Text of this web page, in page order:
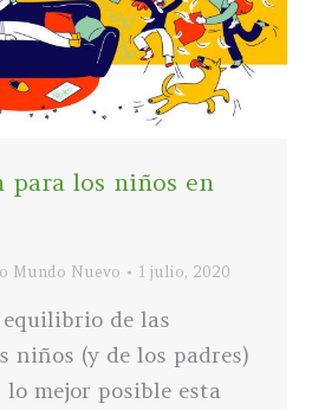
para los niños en
Mundo Nuevo 1 julio, 2020
de las
niños (y de los padres)
lo mejor posible esta